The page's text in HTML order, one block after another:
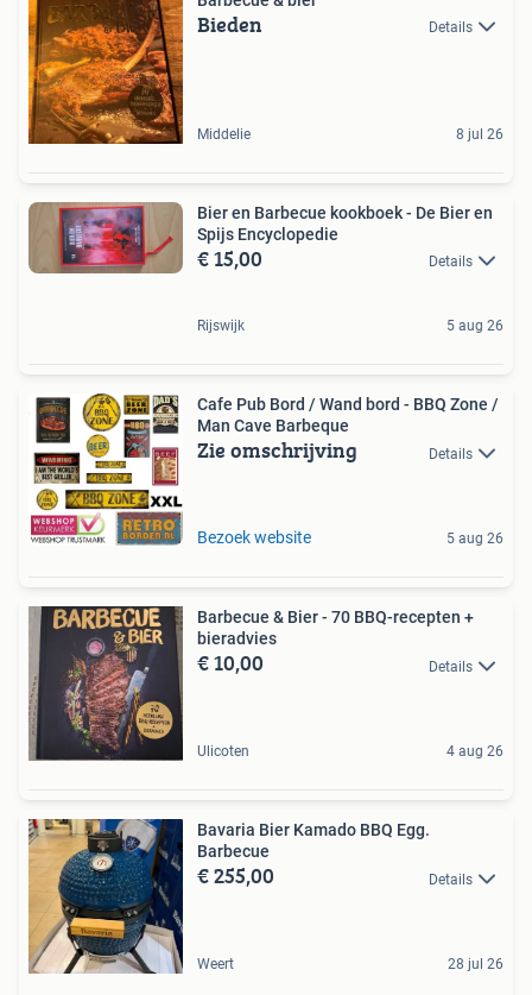
Bieden Details
Middelie 8 jul 26
Bier en Barbecue kookboek - De Bier en
Spijs Encyclopedie
€ 15,00 Details
Rijswijk 5 aug 26
Cafe Pub Bord / Wand bord - BBQ Zone /
Man Cave Barbeque
Zie omschrijving Details
Bezoek website 5 aug 26
Barbecue & Bier - 70 BBQ-recepten +
bieradvies
€ 10,00 Details
Ulicoten 4 aug 26
Bavaria Bier Kamado BBQ Egg.
Barbecue
€ 255,00 Details
Weert 28 jul 26